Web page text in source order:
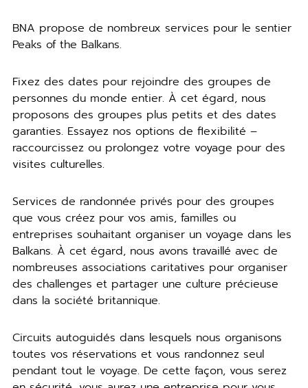
BNA propose de nombreux services pour le sentier
Peaks of the Balkans.
Fixez des dates pour rejoindre des groupes de
personnes du monde entier. À cet égard, nous
proposons des groupes plus petits et des dates
garanties. Essayez nos options de flexibilité –
raccourcissez ou prolongez votre voyage pour des
visites culturelles.
Services de randonnée privés pour des groupes
que vous créez pour vos amis, familles ou
entreprises souhaitant organiser un voyage dans les
Balkans. À cet égard, nous avons travaillé avec de
nombreuses associations caritatives pour organiser
des challenges et partager une culture précieuse
dans la société britannique.
Circuits autoguidés dans lesquels nous organisons
toutes vos réservations et vous randonnez seul
pendant tout le voyage. De cette façon, vous serez